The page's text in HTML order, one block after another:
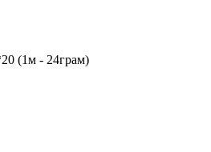
(1м - 24грам)